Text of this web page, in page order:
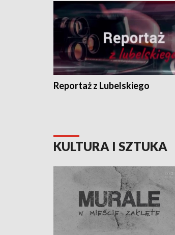
Reportaż z Lubelskiego
KULTURA I SZTUKA